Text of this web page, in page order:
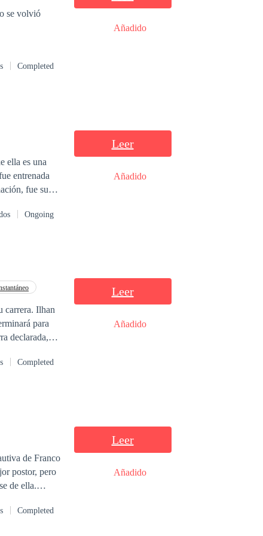
se volvió
Completed
Añadido
ella es una
entrenada
fue su
para
venganza
Ongoing
Leer
Añadido
para
declarada,
Completed
Leer
Añadido
de Franco
postor, pero
de ella.
lo necesario
Completed
Leer
Añadido